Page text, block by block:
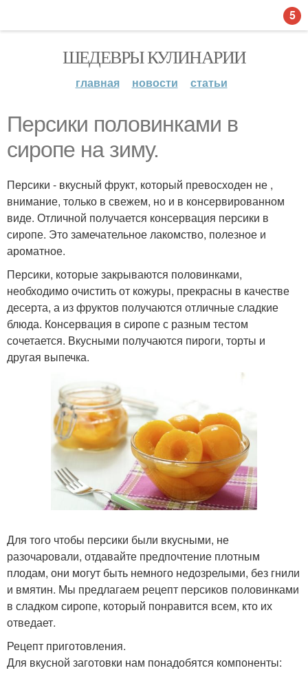
ШЕДЕВРЫ КУЛИНАРИИ
главная новости статьи
Персики половинками в
сиропе на зиму.
Персики - вкусный фрукт, который превосходен не ,
внимание, только в свежем, но и в консервированном
виде. Отличной получается консервация персики в
сиропе. Это замечательное лакомство, полезное и
ароматное.
Персики, которые закрываются половинками,
необходимо очистить от кожуры, прекрасны в качестве
десерта, а из фруктов получаются отличные сладкие
блюда. Консервация в сиропе с разным тестом
сочетается. Вкусными получаются пироги, торты и
другая выпечка.
Для того чтобы персики были вкусными, не
разочаровали, отдавайте предпочтение плотным
плодам, они могут быть немного недозрелыми, без гнили
и вмятин. Мы предлагаем рецепт персиков половинками
в сладком сиропе, который понравится всем, кто их
отведает.
Рецепт приготовления.
Для вкусной заготовки нам понадобятся компоненты:
5